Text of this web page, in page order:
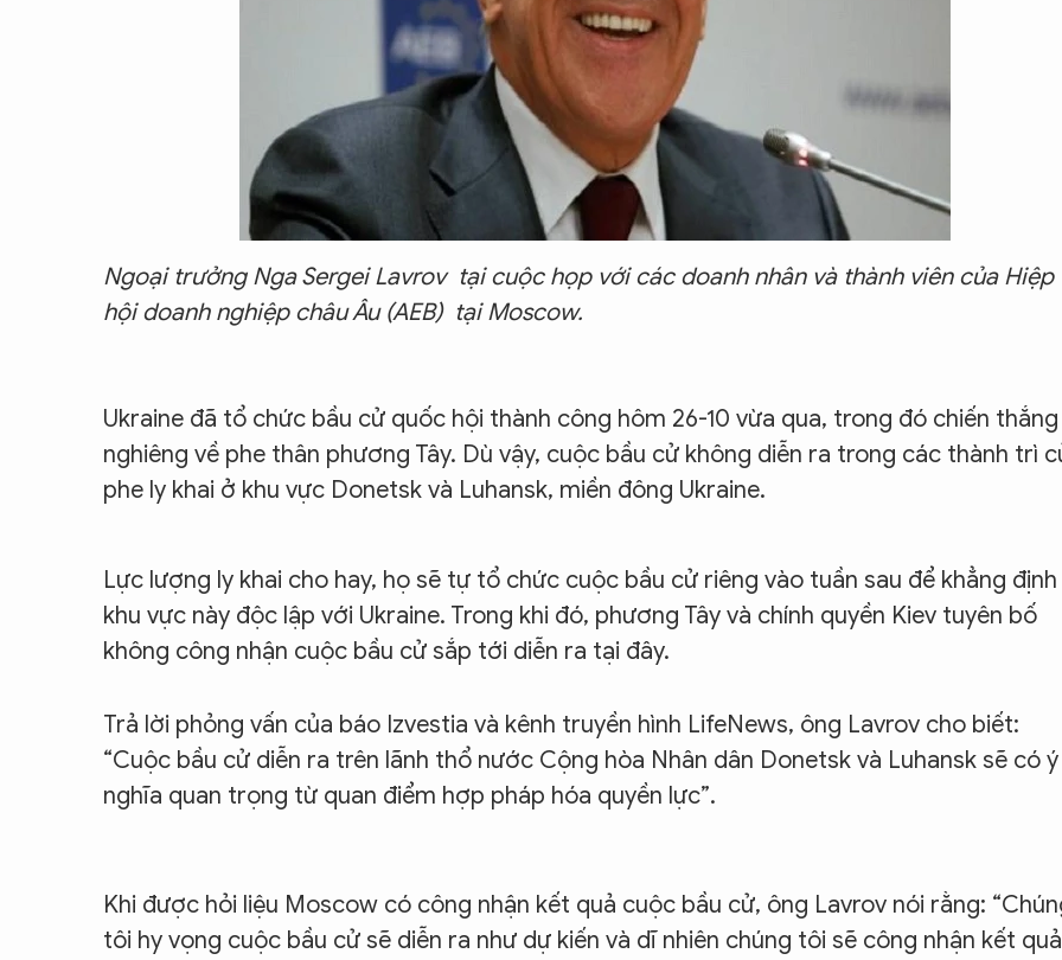
Ngoại trưởng Nga Sergei Lavrov tại cuộc họp với các doanh nhân và thành viên của Hiệp
hội doanh nghiệp châu Âu (AEB) tại Moscow.
Ukraine đã tổ chức bầu cử quốc hội thành công hôm 26-10 vừa qua, trong đó chiến thắng
nghiêng về phe thân phương Tây. Dù vậy, cuộc bầu cử không diễn ra trong các thành trì
phe ly khai ở khu vực Donetsk và Luhansk, miền đông Ukraine.
Lực lượng ly khai cho hay, họ sẽ tự tổ chức cuộc bầu cử riêng vào tuần sau để khẳng định
khu vực này độc lập với Ukraine. Trong khi đó, phương Tây và chính quyền Kiev tuyên bố
không công nhận cuộc bầu cử sắp tới diễn ra tại đây.
Trả lời phỏng vấn của báo Izvestia và kênh truyền hình LifeNews, ông Lavrov cho biết:
“Cuộc bầu cử diễn ra trên lãnh thổ nước Cộng hòa Nhân dân Donetsk và Luhansk sẽ có ý
nghĩa quan trọng từ quan điểm hợp pháp hóa quyền lực”.
Khi được hỏi liệu Moscow có công nhận kết quả cuộc bầu cử, ông Lavrov nói rằng:
tôi hy vọng cuộc bầu cử sẽ diễn ra như dự kiến và dĩ nhiên chúng tôi sẽ công nhận kết quả